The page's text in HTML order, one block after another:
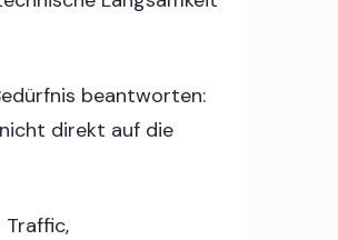
beantworten:
direkt auf die